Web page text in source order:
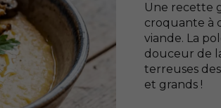
Une recette
croquante à
viande. La
douceur de
terreuses
et grands !